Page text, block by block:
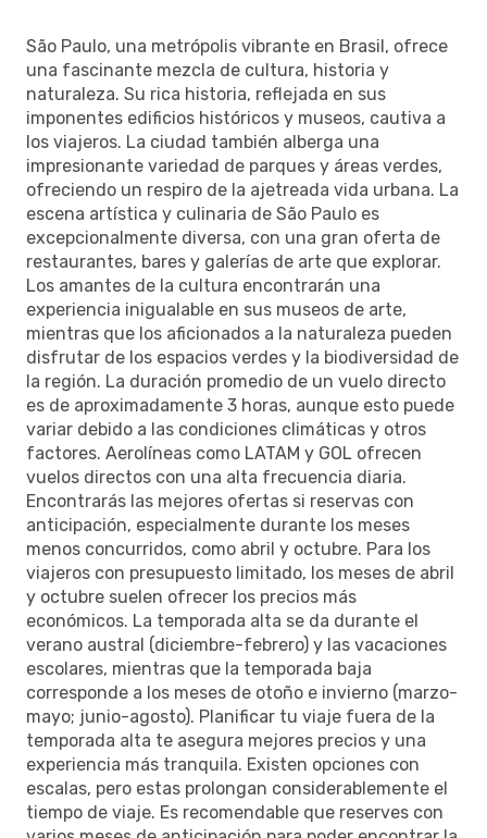
São Paulo, una metrópolis vibrante en Brasil, ofrece
una fascinante mezcla de cultura, historia y
naturaleza. Su rica historia, reflejada en sus
imponentes edificios históricos y museos, cautiva a
los viajeros. La ciudad también alberga una
impresionante variedad de parques y áreas verdes,
ofreciendo un respiro de la ajetreada vida urbana. La
escena artística y culinaria de São Paulo es
excepcionalmente diversa, con una gran oferta de
restaurantes, bares y galerías de arte que explorar.
Los amantes de la cultura encontrarán una
experiencia inigualable en sus museos de arte,
mientras que los aficionados a la naturaleza pueden
disfrutar de los espacios verdes y la biodiversidad de
la región. La duración promedio de un vuelo directo
es de aproximadamente 3 horas, aunque esto puede
variar debido a las condiciones climáticas y otros
factores. Aerolíneas como LATAM y GOL ofrecen
vuelos directos con una alta frecuencia diaria.
Encontrarás las mejores ofertas si reservas con
anticipación, especialmente durante los meses
menos concurridos, como abril y octubre. Para los
viajeros con presupuesto limitado, los meses de abril
y octubre suelen ofrecer los precios más
económicos. La temporada alta se da durante el
verano austral (diciembre-febrero) y las vacaciones
escolares, mientras que la temporada baja
corresponde a los meses de otoño e invierno (marzo-
mayo; junio-agosto). Planificar tu viaje fuera de la
temporada alta te asegura mejores precios y una
experiencia más tranquila. Existen opciones con
escalas, pero estas prolongan considerablemente el
tiempo de viaje. Es recomendable que reserves con